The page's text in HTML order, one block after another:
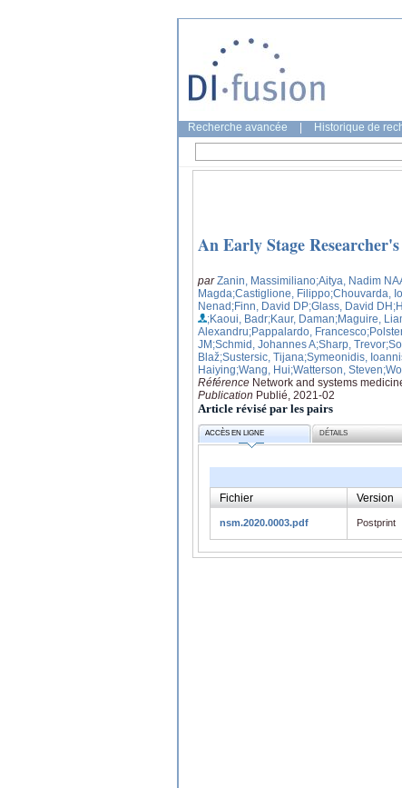
Recherche avancée Historique de
An Early Stage
parZanin, Massimiliano;Aitya, Nadim
Magda;Castiglione, Filippo;Chouvarda,
Nenad;Finn, David DP;Glass, David DH
;Kaoui, Badr;Kaur, Daman;Maguire,
Alexandru;Pappalardo, Francesco
JM;Schmid, Johannes A;Sharp, Trevor
Blaž;Sustersic, Tijana;Symeonidis,
Haiying;Wang, Hui;Watterson, Steven
Référence Network and systems
Publication Publié, 2021-02
Article révisé par les pairs
ACCÈS EN LIGNE DÉTAILS
Fichier Version
nsm.2020.0003.pdf Postprint